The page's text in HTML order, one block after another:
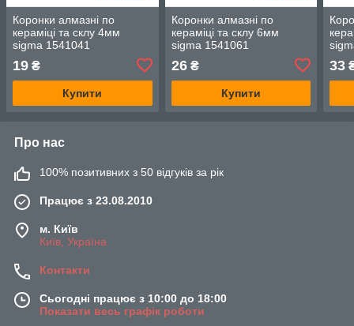
Коронки алмазні по
кераміці та склу 4мм
sigma 1541041
19 ₴
Купити
Коронки алмазні по
кераміці та склу 6мм
sigma 1541061
26₴
Купити
33
Про нас
100% позитивних з 50 відгуків за рік
Працює з 23.08.2010
м. Київ
Київ, Україна
Контакти
Сьогодні працює з 10:00 до 18:00
Показати весь графік роботи